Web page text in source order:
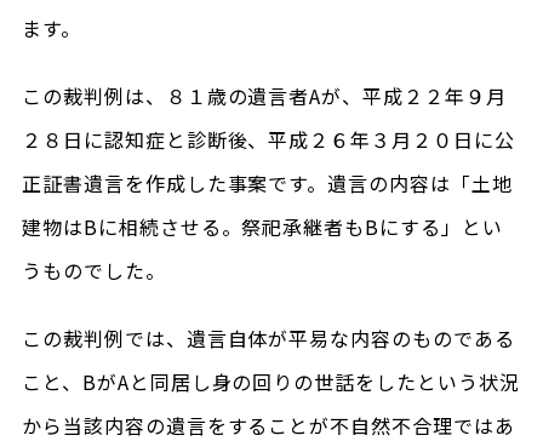
ます。
この裁判例は、８１歳の遺言者Aが、平成２２年９月
２８日に認知症と診断後、平成２６年３月２０日に公
正証書遺言を作成した事案です。遺言の内容は「土地
建物はBに相続させる。祭祀承継者もBにする」とい
うものでした。
この裁判例では、遺言自体が平易な内容のものである
こと、BがAと同居し身の回りの世話をしたという状況
から当該内容の遺言をすることが不自然不合理ではあ